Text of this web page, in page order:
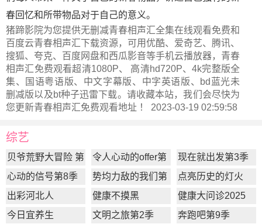
春回忆和所带物品对于自己的意义。
猪蹄影院为您提供无删减青春相声汇全集在线观看免费和
百度云青春相声汇下载资源，可用优酷、爱奇艺、腾讯、
搜狐、夸克、百度网盘和西瓜影音等手机云播放器，青春
相声汇免费观看超清1080P、 高清hd720P、4k完整版全
集、国语粤语版、中文字幕版、中字英语版、bd蓝光未
删减版以及bt种子迅雷下载。请收藏本站，我们会尽快为
您更新青春相声汇免费观看地址 ！ 2023-03-19 02:59:58
综艺
贝爷荒野大冒险 第
一季
令人心动的offer第
7季
现在就出发第3季
心动的信号第8季
势均力敌的我们第
2季
点亮历史的灯火
出彩河北人
健康不摸黑
健康大问诊2025
今日宜养生
文明之旅第2季 奔跑吧第9季